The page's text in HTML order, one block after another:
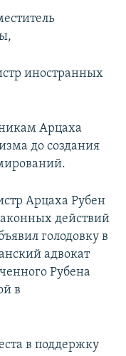
иностранных
Арцаха
до создания
Арцаха Рубен
действий
голодовку в
адвокат
Рубена
в
в поддержку